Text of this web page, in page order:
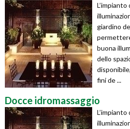
L’impianto
giardino
buona
dello
fini de ...
Docce idromassaggio
L’impianto